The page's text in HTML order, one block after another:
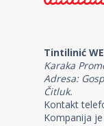
Tintilinić
Karaka
Adresa:
Čitluk.
Kontakt
Kompanija